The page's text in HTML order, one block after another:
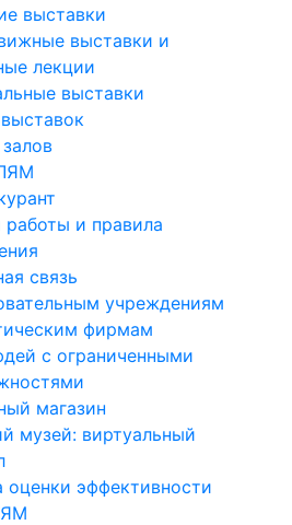
выставки
выставки и
лекции
выставки
и правила
связь
учреждениям
фирмам
с ограниченными
магазин
музей: виртуальный
оценки эффективности